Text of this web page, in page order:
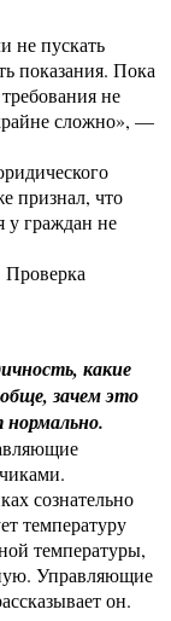
не пускать
показания. Пока
не
сложно», —
признал, что
у граждан не
Проверка
какие
зачем это
сознательно
температуру
температуры,
Управляющие
он.